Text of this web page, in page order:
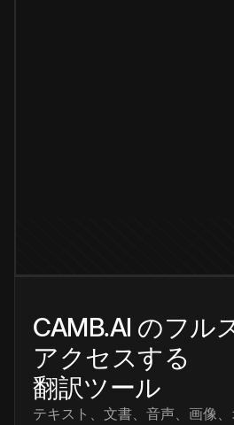
CAMB.AI のフル
アクセスする
翻訳ツール
テキスト、文書、音声、画像、